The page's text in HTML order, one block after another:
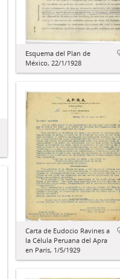
Esquema del Plan de
México, 22/1/1928
Carta de Eudocio Ravines a
la Célula Peruana del Apra
en París, 1/5/1929